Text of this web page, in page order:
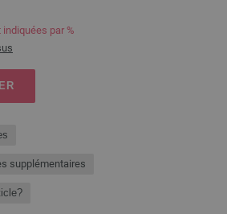
par %
supplémentaires